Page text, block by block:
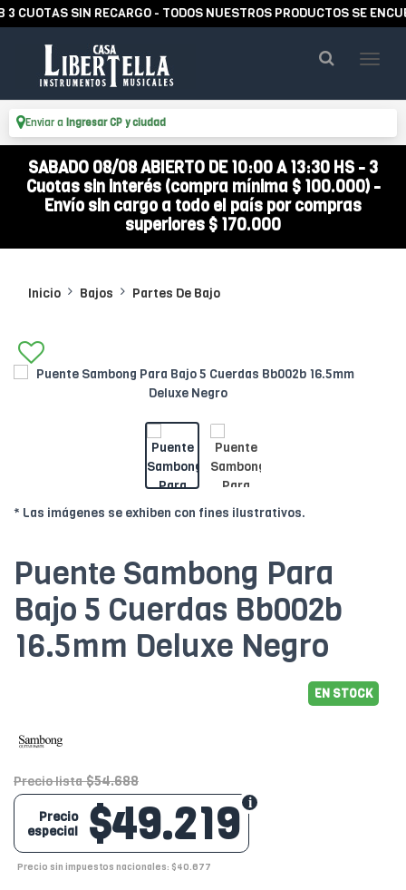
SIN RECARGO - TODOS NUESTROS PRODUCTOS SE
Enviar a Ingresar CP y ciudad
SABADO 08/08 ABIERTO DE 10:00 A 13:30 HS - 3
Cuotas sin interés (compra mínima $ 100.000) -
Envío sin cargo a todo el país por compras
superiores $ 170.000
Inicio Bajos Partes De Bajo
* Las imágenes se exhiben con fines ilustrativos.
Puente Sambong Para
Bajo 5 Cuerdas Bb002b
16.5mm Deluxe Negro
EN STOCK
Precio lista $54.688
$49.219
Precio
especial
Precio sin impuestos nacionales: $40.677